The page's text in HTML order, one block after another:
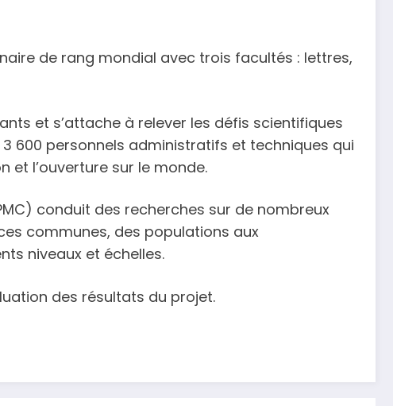
de rang mondial avec trois facultés : lettres,
et s’attache à relever les défis scientifiques
600 personnels administratifs et techniques qui
et l’ouverture sur le monde.
conduit des recherches sur de nombreux
communes, des populations aux
niveaux et échelles.
des résultats du projet.